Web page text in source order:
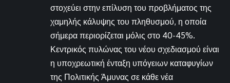
στοχεύει στην επίλυση του προβλήματος της
χαμηλής κάλυψης του πληθυσμού, η οποία
σήμερα περιορίζεται μόλις στο 40-45%.
Κεντρικός πυλώνας του νέου σχεδιασμού είναι
η υποχρεωτική ένταξη υπόγειων καταφυγίων
της Πολιτικής Άμυνας σε κάθε νέα